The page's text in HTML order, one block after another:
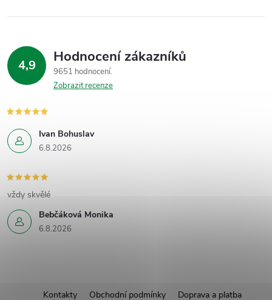
4,9 Hodnocení zákazníků
9651 hodnocení
Zobrazit recenze
Ivan Bohuslav
6.8.2026
Bebčáková Monika
6.8.2026
vždy skvělé
Kontakty Obchodní podmínky Doprava a platba